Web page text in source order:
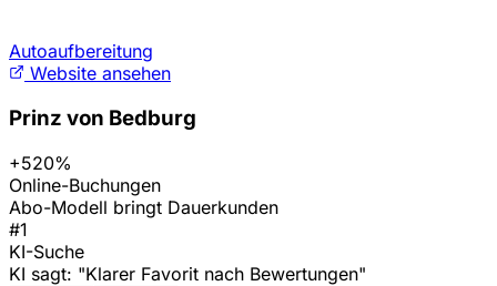
Autoaufbereitung
Website ansehen
Prinz von Bedburg
+520%
Online-Buchungen
Abo-Modell bringt Dauerkunden
#1
KI-Suche
KI sagt: "Klarer Favorit nach Bewertungen"